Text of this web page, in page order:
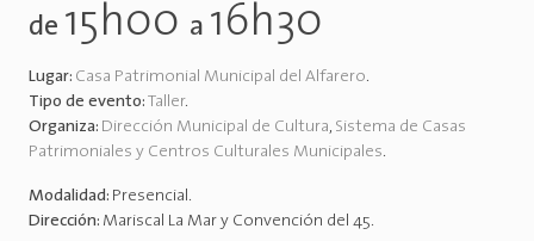
de 15h00 a 16h30
Lugar: Casa Patrimonial Municipal del Alfarero.
Tipo de evento: Taller.
Organiza: Dirección Municipal de Cultura, Sistema de Casas
Patrimoniales y Centros Culturales Municipales.
Modalidad: Presencial.
Dirección: Mariscal La Mar y Convención del 45.